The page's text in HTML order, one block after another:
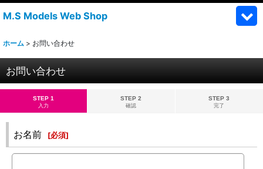
M.S Models Web Shop
ホーム > お問い合わせ
お問い合わせ
STEP 1
入力
STEP 2
確認
STEP 3
完了
お名前 [必須]